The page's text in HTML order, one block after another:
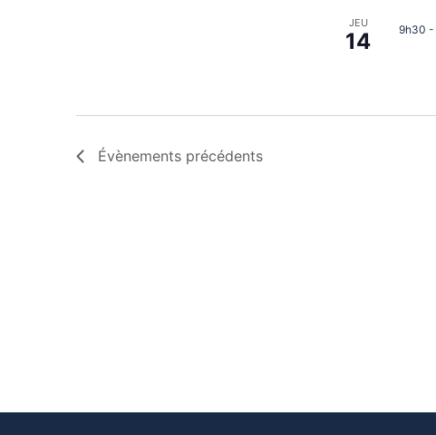
JEU
14 9h30 -
Évènements précédents